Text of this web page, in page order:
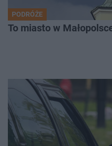
PODRÓŻE
To miasto w